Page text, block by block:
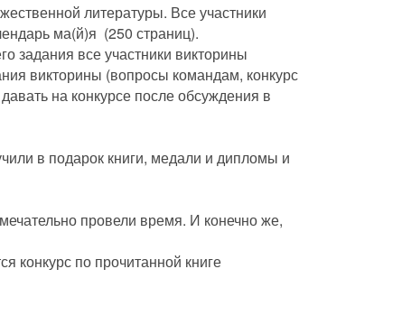
литературы. Все участники
ма(й)я (250 страниц).
задания все участники викторины
викторины (вопросы командам, конкурс
на конкурсе после обсуждения в
в подарок книги, медали и дипломы и
провели время. И конечно же,
конкурс по прочитанной книге